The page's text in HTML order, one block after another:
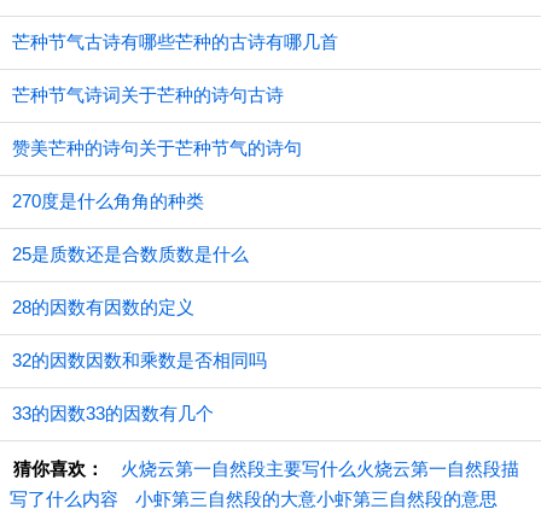
芒种节气古诗有哪些芒种的古诗有哪几首
芒种节气诗词关于芒种的诗句古诗
赞美芒种的诗句关于芒种节气的诗句
270度是什么角角的种类
25是质数还是合数质数是什么
28的因数有因数的定义
32的因数因数和乘数是否相同吗
33的因数33的因数有几个
猜你喜欢：
火烧云第一自然段主要写什么火烧云第一自然段描
写了什么内容
小虾第三自然段的大意小虾第三自然段的意思